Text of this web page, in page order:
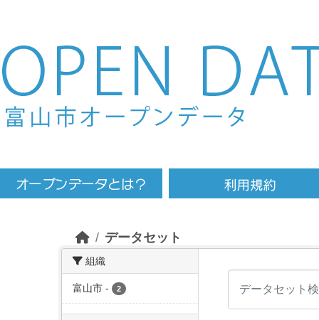
Skip to main content
データセット
組織
富山市 - 2